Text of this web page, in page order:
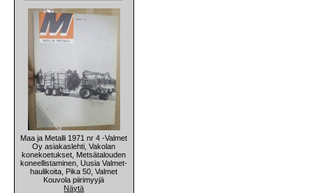
Maa ja Metalli 1971 nr 4 -Valmet
Oy asiakaslehti, Vakolan
konekoetukset, Metsätalouden
koneellistaminen, Uusia Valmet-
haulikoita, Pika 50, Valmet
Kouvola piirimyyjä
Näytä